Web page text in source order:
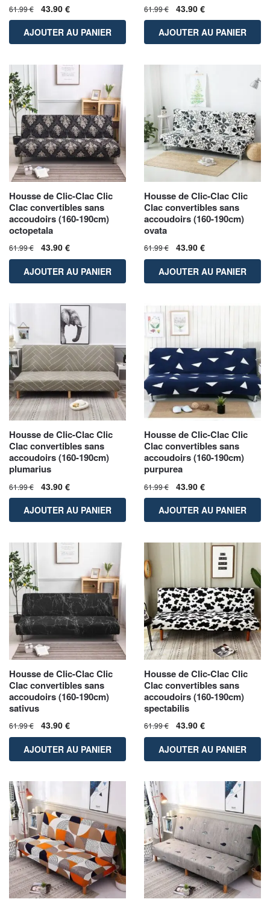
61.99€ 43.90 €
AJOUTER AU PANIER
61.99€ 43.90 €
AJOUTER AU PANIER
Housse de Clic-Clac Clic
Clac convertibles sans
accoudoirs (160-190cm)
octopetala
61.99€ 43.90 €
AJOUTER AU PANIER
Housse de Clic-Clac Clic
Clac convertibles sans
accoudoirs (160-190cm)
ovata
61.99€ 43.90 €
AJOUTER AU PANIER
Housse de Clic-Clac Clic
Clac convertibles sans
accoudoirs (160-190cm)
plumarius
61.99€ 43.90 €
AJOUTER AU PANIER
Housse de Clic-Clac Clic
Clac convertibles sans
accoudoirs (160-190cm)
purpurea
61.99€ 43.90 €
AJOUTER AU PANIER
Housse de Clic-Clac Clic
Clac convertibles sans
accoudoirs (160-190cm)
sativus
61.99€ 43.90 €
AJOUTER AU PANIER
Housse de Clic-Clac Clic
Clac convertibles sans
accoudoirs (160-190cm)
spectabilis
61.99€ 43.90 €
AJOUTER AU PANIER